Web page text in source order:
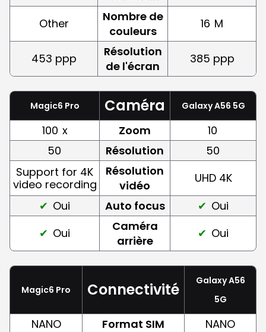
Other
Nombre de
couleurs
16 M
453 ppp
Résolution
de l'écran
385 ppp
Magic6 Pro Caméra Galaxy A56 5G
100 x Zoom
10
50
Résolution
50
Support for 4K
video recording
Résolution
vidéo
UHD 4K
Oui
Auto focus
Oui
Oui
Caméra
arrière
Oui
Magic6 Pro Connectivité
Galaxy A56
5G
NANO Format SIM
NANO